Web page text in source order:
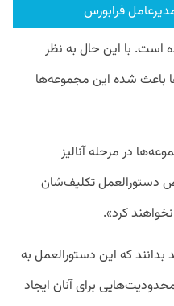
فرابورس
است. با این‌ حال به نظر
باعث شده این مجموعه‌ها
در مرحله آنالیز
دستورالعمل تکلیف‌شان
کرد».
بدانند که این دستورالعمل به
برای آنان ایجاد